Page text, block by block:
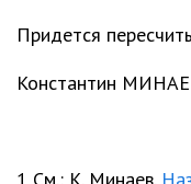
Придется
Константин